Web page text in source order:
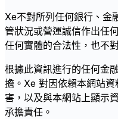
Xe不對所列任何銀行、金
管狀況或營運誠信作出任
任何實體的合法性，也不
根據此資訊進行的任何金
擔。Xe 對因依賴本網站
害，以及與本網站上顯示
承擔責任。